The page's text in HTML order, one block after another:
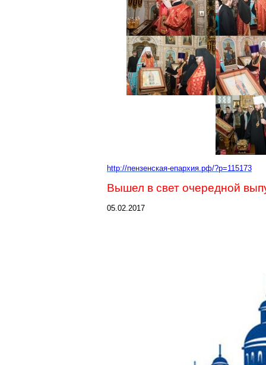
http://пензенская-епархия.рф/?p=115173
Вышел в свет очередной
05.02.2017